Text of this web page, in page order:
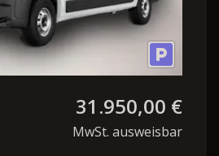
31.950,00 €
MwSt. ausweisbar